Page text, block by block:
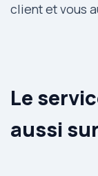
client et vous
Le
aussi